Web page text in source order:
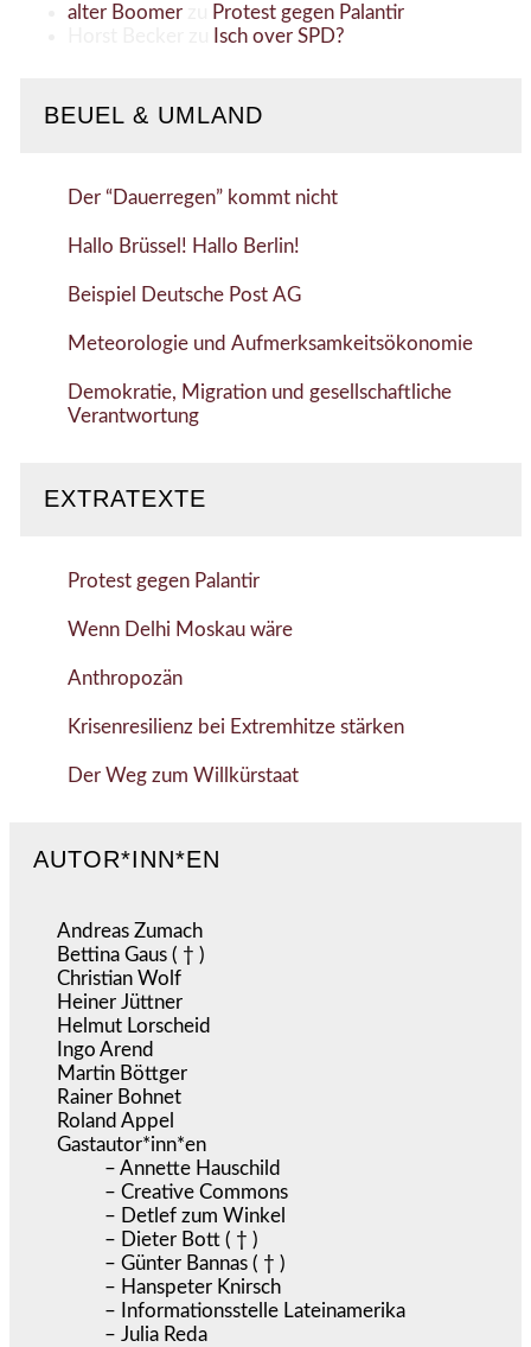
alter Boomerzu
Protest gegen Palantir
Isch over SPD?
BEUEL & UMLAND
Der “Dauerregen” kommt nicht
Hallo Brüssel! Hallo Berlin!
Beispiel Deutsche Post AG
Meteorologie und Aufmerksamkeitsökonomie
Demokratie, Migration und gesellschaftliche
Verantwortung
EXTRATEXTE
Protest gegen Palantir
Wenn Delhi Moskau wäre
Anthropozän
Krisenresilienz bei Extremhitze stärken
Der Weg zum Willkürstaat
AUTOR*INN*EN
Andreas Zumach
Bettina Gaus ( † )
Christian Wolf
Heiner Jüttner
Helmut Lorscheid
Ingo Arend
Martin Böttger
Rainer Bohnet
Roland Appel
Gastautor*inn*en
– Annette Hauschild
– Creative Commons
– Detlef zum Winkel
– Dieter Bott ( † )
– Günter Bannas ( † )
– Hanspeter Knirsch
– Informationsstelle Lateinamerika
– Julia Reda